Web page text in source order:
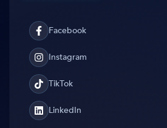
Facebook
Facebook
Instagram
Instagram
TikTokTikTok
Translation
missing:
LinkedIn